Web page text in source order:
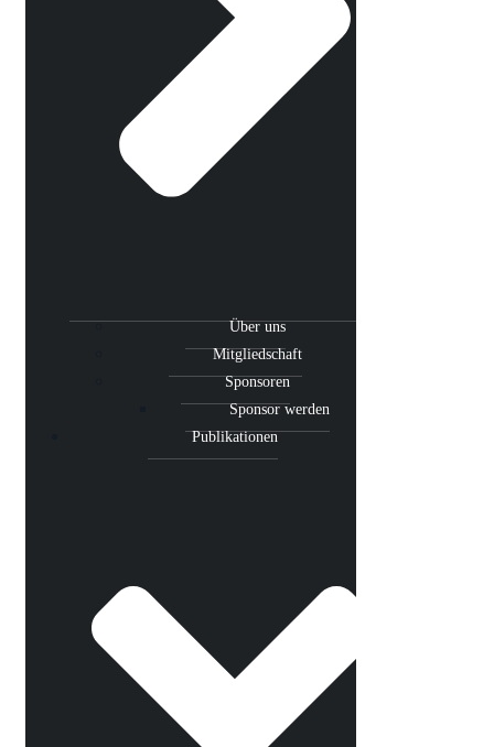
Über uns
Mitgliedschaft
Sponsoren
Sponsor werden
Publikationen